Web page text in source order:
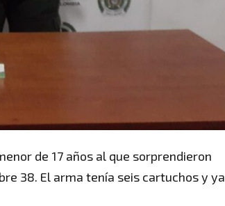
de 17 años al que sorprendieron
38. El arma tenía seis cartuchos y ya